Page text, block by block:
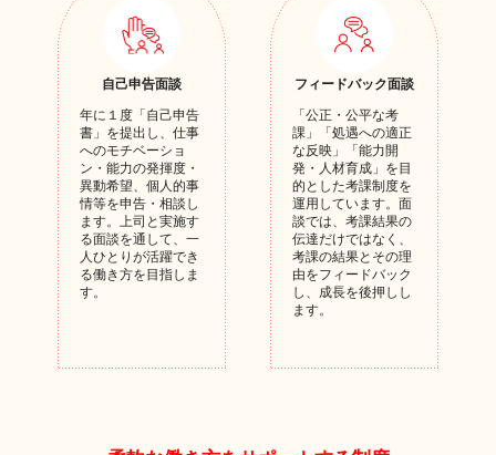
自己申告面談
年に１度「自己申告
書」を提出し、仕事
へのモチベーショ
ン・能力の発揮度・
異動希望、個人的事
情等を申告・相談し
ます。上司と実施す
る面談を通して、一
人ひとりが活躍でき
る働き方を目指しま
す。
フィードバック面談
「公正・公平な考
課」「処遇への適正
な反映」「能力開
発・人材育成」を目
的とした考課制度を
運用しています。面
談では、考課結果の
伝達だけではなく、
考課の結果とその理
由をフィードバック
し、成長を後押しし
ます。